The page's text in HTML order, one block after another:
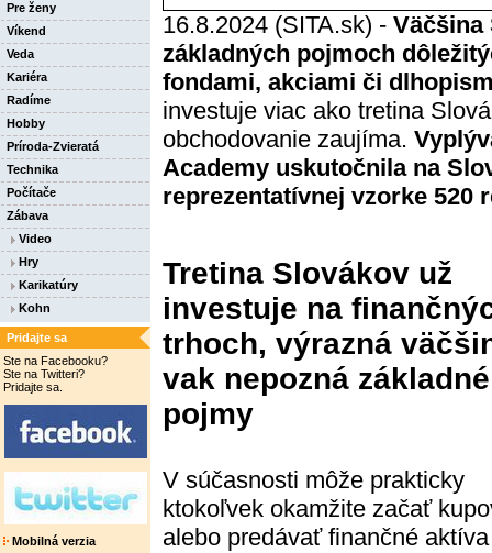
Pre ženy
Víkend
Veda
Kariéra
Radíme
Hobby
Príroda-Zvieratá
Technika
Počítače
Zábava
Video
Hry
Karikatúry
Kohn
Pridajte sa
Ste na Facebooku?
Ste na Twitteri?
Pridajte sa.
Mobilná verzia
16.8.2024 (SITA.sk) - Väčšina
základných pojmoch
fondami, akciami či
investuje viac ako tretina
obchodovanie zaujíma.
Academy uskutočnila na
reprezentatívnej vzorke 520
Tretina Slovákov už
investuje na
trhoch, výrazná
vak nepozná základné
pojmy
V súčasnosti môže prakticky
ktokoľvek okamžite začať
alebo predávať finančné